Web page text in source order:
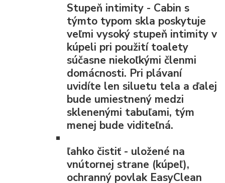
Stupeň intimity - Cabin s
týmto typom skla poskytuje
veľmi vysoký stupeň intimity v
kúpeli pri použití toalety
súčasne niekoľkými členmi
domácnosti. Pri plávaní
uvidíte len siluetu tela a ďalej
bude umiestnený medzi
sklenenými tabuľami, tým
menej bude viditeľná.
ľahko čistiť - uložené na
vnútornej strane (kúpeľ),
ochranný povlak EasyClean